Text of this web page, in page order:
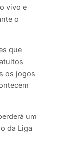
vivo e
o
que
os jogos
um
da Liga